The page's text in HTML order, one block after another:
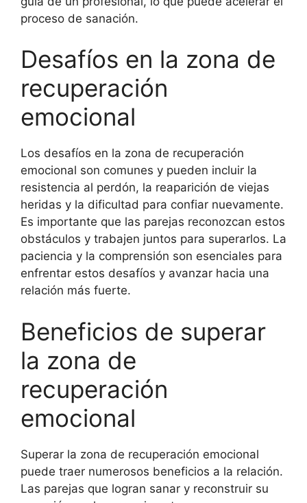
proceso de sanación.
Desafíos en la zona de
recuperación
emocional
Los desafíos en la zona de recuperación
emocional son comunes y pueden incluir la
resistencia al perdón, la reaparición de viejas
heridas y la dificultad para confiar nuevamente.
Es importante que las parejas reconozcan estos
obstáculos y trabajen juntos para superarlos. La
paciencia y la comprensión son esenciales para
enfrentar estos desafíos y avanzar hacia una
relación más fuerte.
Beneficios de superar
la zona de
recuperación
emocional
Superar la zona de recuperación emocional
puede traer numerosos beneficios a la relación.
Las parejas que logran sanar y reconstruir su